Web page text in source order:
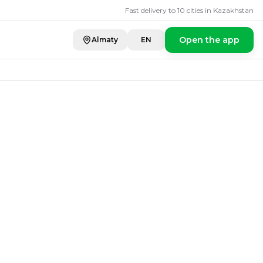
Fast delivery to 10 cities in Kazakhstan
Almaty EN Open the app